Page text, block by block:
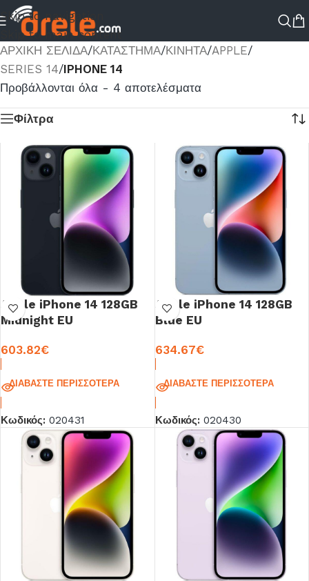
Skip to navigation
Skip to main content
ΑΡΧΙΚΉ ΣΕΛΊΔΑ/ΚΑΤΆΣΤΗΜΑ/ΚΙΝΗΤΑ/APPLE/
SERIES 14/IPHONE 14
Προβάλλονται όλα - 4 αποτελέσματα
Φίλτρα
Apple iPhone 14 128GB
Midnight EU
603.82€
ΔΙΑΒΆΣΤΕ ΠΕΡΙΣΣΌΤΕΡΑ
Κωδικός: 020431
Apple iPhone 14 128GB
Blue EU
634.67€
ΔΙΑΒΆΣΤΕ ΠΕΡΙΣΣΌΤΕΡΑ
Κωδικός: 020430